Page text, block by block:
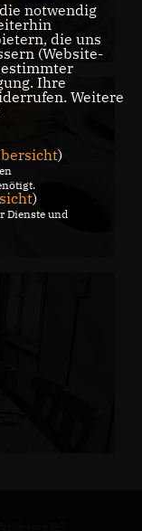
notwendig
die uns
(Website-
Ihre
Weitere
)
)
Dienste und